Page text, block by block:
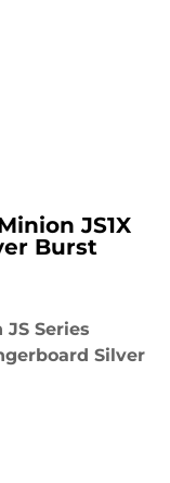
JS1X
Burst
JS Series
Silver